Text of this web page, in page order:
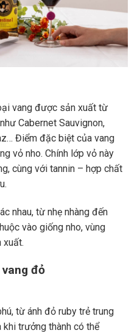
vang được sản xuất từ
Cabernet Sauvignon,
Điểm đặc biệt của vang
vỏ nho. Chính lớp vỏ này
cùng với tannin – hợp chất
nhau, từ nhẹ nhàng đến
vào giống nho, vùng
xuất.
đỏ
từ ánh đỏ ruby trẻ trung
trưởng thành có thể